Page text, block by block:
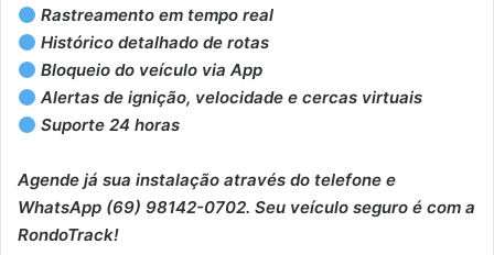
Rastreamento em tempo real
Histórico detalhado de rotas
Bloqueio do veículo via App
Alertas de ignição, velocidade e cercas virtuais
Suporte 24 horas
Agende já sua instalação através do telefone e
WhatsApp (69) 98142-0702. Seu veículo seguro é com a
RondoTrack!